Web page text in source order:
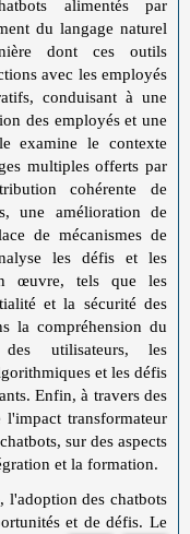
alimentés par
du langage naturel
dont ces outils
avec les employés
conduisant à une
des employés et une
examine le contexte
multiples offerts par
cohérente de
une amélioration de
de mécanismes de
les défis et les
œuvre, tels que les
et la sécurité des
la compréhension du
utilisateurs, les
et les défis
Enfin, à travers des
l'impact transformateur
sur des aspects
et la formation.
l'adoption des chatbots
et de défis. Le